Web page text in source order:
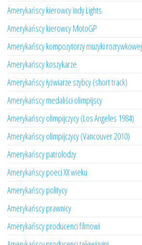
Amerykańscy kierowcy Indy Lights
Amerykańscy kierowcy MotoGP
Amerykańscy kompozytorzy muzyki rozrywkowej
Amerykańscy koszykarze
Amerykańscy łyżwiarze szybcy (short track)
Amerykańscy medaliści olimpijscy
Amerykańscy olimpijczycy (Los Angeles 1984)
Amerykańscy olimpijczycy (Vancouver 2010)
Amerykańscy patrolodzy
Amerykańscy poeci XX wieku
Amerykańscy politycy
Amerykańscy prawnicy
Amerykańscy producenci filmowi